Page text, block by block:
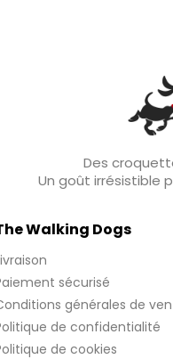
Des
Un goût irrésistible
Walking Dogs
sécurisé
générales de
de confidentialité
de cookies